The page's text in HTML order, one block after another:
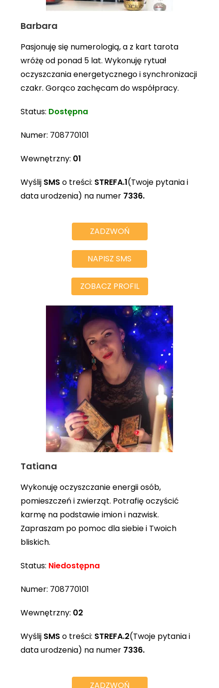
Barbara
Pasjonuję się numerologią, a z kart tarota
wróżę od ponad 5 lat. Wykonuję rytuał
oczyszczania energetycznego i synchronizacji
czakr. Gorąco zachęcam do współpracy.
Status: Dostępna
Numer: 708770101
Wewnętrzny: 01
Wyślij SMS o treści: STREFA.1(Twoje pytania i
data urodzenia) na numer 7336.
ZADZWOŃ
NAPISZ SMS
ZOBACZ PROFIL
Tatiana
Wykonuję oczyszczanie energii osób,
pomieszczeń i zwierząt. Potrafię oczyścić
karmę na podstawie imion i nazwisk.
Zapraszam po pomoc dla siebie i Twoich
bliskich.
Status: Niedostępna
Numer: 708770101
Wewnętrzny: 02
Wyślij SMS o treści: STREFA.2(Twoje pytania i
data urodzenia) na numer 7336.
ZADZWOŃ